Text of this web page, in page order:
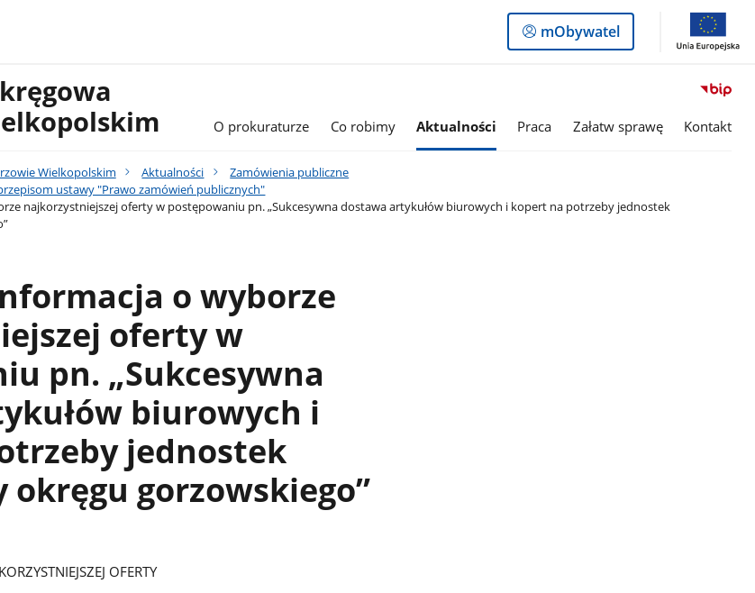
Logowanie
do
mObywatel
O prokuraturze Co robimy Aktualności Praca Załatw sprawę Kontakt
Wielkopolskim Aktualności
Zamówienia publiczne
ustawy "Prawo zamówień publicznych"
najkorzystniejszej oferty w postępowaniu pn. „Sukcesywna dostawa artykułów biurowych i kopert na potrzeby jednostek
o wyborze
oferty w
pn. „Sukcesywna
biurowych i
jednostek
gorzowskiego”
OFERTY